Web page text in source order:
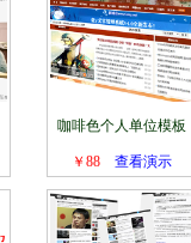
咖啡色个人单位模板
￥88 查看演示